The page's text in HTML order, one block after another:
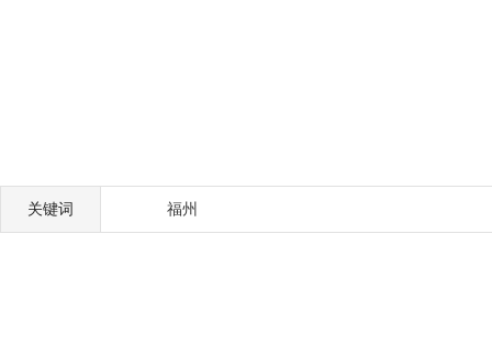
关键词 福州